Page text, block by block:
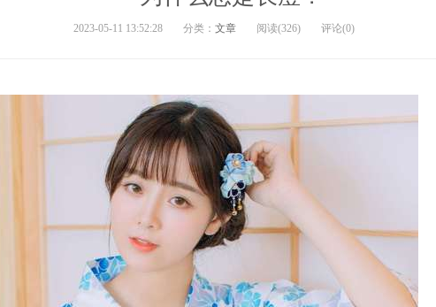
2023-05-11 13:52:28 分类： 文章 阅读(326) 评论(0)